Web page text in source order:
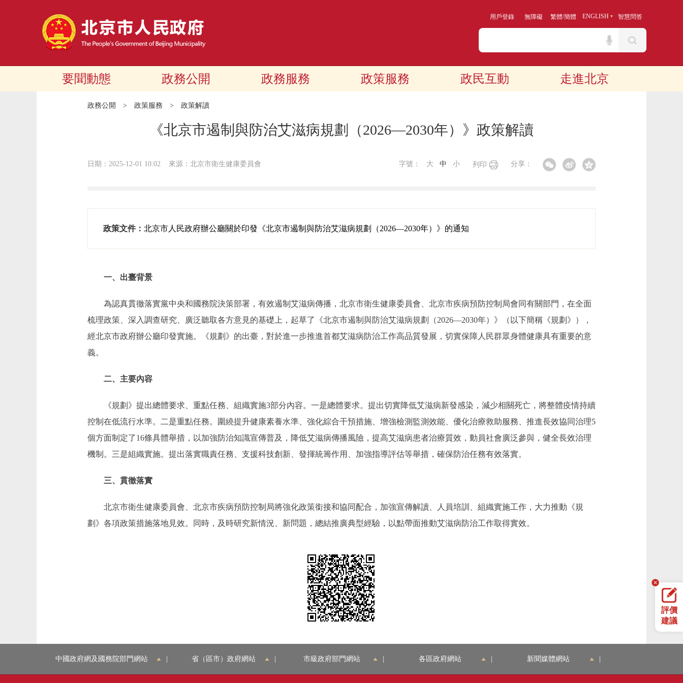
用戶登錄 無障礙 繁體/簡體 ENGLISH 智慧問答
要聞動態 政務公開 政務服務 政策服務 政民互動 走進北京
政務公開 > 政策服務 > 政策解讀
《北京市遏制與防治艾滋病規劃（2026—2030年）》政策解讀
日期：2025-12-01 10:02 來源：北京市衛生健康委員會 分享：
列印
字號： 大 中 小
政策文件： ​北京市人民政府辦公廳關於印發《北京市遏制與防治艾滋病規劃（2026—2030年）》的通知
一、出臺背景
為認真貫徹落實黨中央和國務院決策部署，有效遏制艾滋病傳播，北京市衛生健康委員會、北京市疾病預防控制局會同有關部門，在全面
梳理政策、深入調查研究、廣泛聽取各方意見的基礎上，起草了《北京市遏制與防治艾滋病規劃（2026—2030年）》（以下簡稱《規劃》），
經北京市政府辦公廳印發實施。《規劃》的出臺，對於進一步推進首都艾滋病防治工作高品質發展，切實保障人民群眾身體健康具有重要的意
義。
二、主要內容
《規劃》提出總體要求、重點任務、組織實施3部分內容。一是總體要求。提出切實降低艾滋病新發感染，減少相關死亡，將整體疫情持續
控制在低流行水準。二是重點任務。圍繞提升健康素養水準、強化綜合干預措施、增強檢測監測效能、優化治療救助服務、推進長效協同治理5
個方面制定了16條具體舉措，以加強防治知識宣傳普及，降低艾滋病傳播風險，提高艾滋病患者治療質效，動員社會廣泛參與，健全長效治理
機制。三是組織實施。提出落實職責任務、支援科技創新、發揮統籌作用、加強指導評估等舉措，確保防治任務有效落實。
三、貫徹落實
北京市衛生健康委員會、北京市疾病預防控制局將強化政策銜接和協同配合，加強宣傳解讀、人員培訓、組織實施工作，大力推動《規
劃》各項政策措施落地見效。同時，及時研究新情況、新問題，總結推廣典型經驗，以點帶面推動艾滋病防治工作取得實效。
評價
建議
中國政府網及國務院部門網站 省（區市）政府網站 市級政府部門網站 各區政府網站 新聞媒體網站